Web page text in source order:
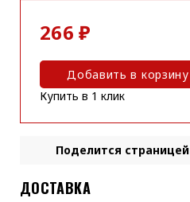
266 ₽
Добавить в корзину
Купить в 1 клик
Поделится страницей
ДОСТАВКА